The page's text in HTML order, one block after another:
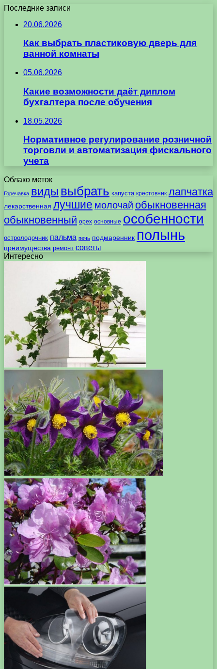
Последние записи
20.06.2026
Как выбрать пластиковую дверь для
ванной комнаты
05.06.2026
Какие возможности даёт диплом
бухгалтера после обучения
18.05.2026
Нормативное регулирование розничной
торговли и автоматизация фискального
учета
Облако меток
Горечавка виды выбрать капуста крестовник лапчатка
лекарственная лучшие молочай обыкновенная
обыкновенный орех основные особенности
остролодочник пальма печь подмаренник полынь
преимущества ремонт советы
Интересно